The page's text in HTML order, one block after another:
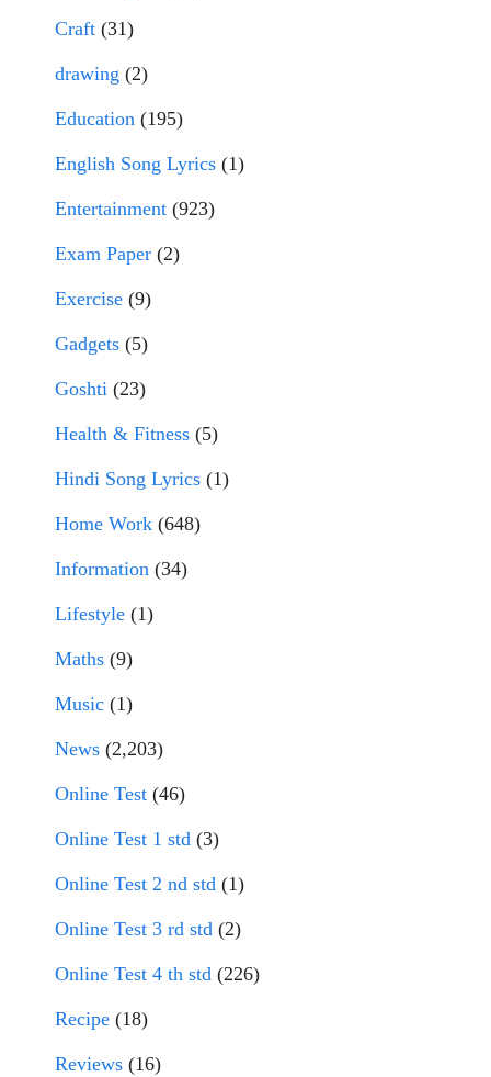
Craft (31)
drawing (2)
Education (195)
English Song Lyrics (1)
Entertainment (923)
Exam Paper (2)
Exercise (9)
Gadgets (5)
Goshti (23)
Health & Fitness (5)
Hindi Song Lyrics (1)
Home Work (648)
Information (34)
Lifestyle (1)
Maths (9)
Music (1)
News (2,203)
Online Test (46)
Online Test 1 std (3)
Online Test 2 nd std (1)
Online Test 3 rd std (2)
Online Test 4 th std (226)
Recipe (18)
Reviews (16)